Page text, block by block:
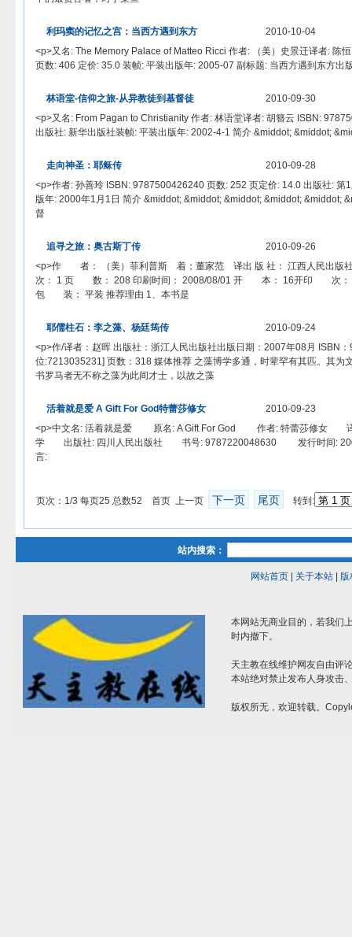
利玛窦的记忆之宫：当西方遇到东方
2010-10-04
<p>又名: The Memory Palace of Matteo Ricci 作者: （美）史景迁译者: 陈
页数: 406 定价: 35.0 装帧: 平装出版年: 2005-07 副标题: 当西方遇到东
林语堂-信仰之旅-从异教徒到基督徒
2010-09-30
<p>又名: From Pagan to Christianity 作者: 林语堂译者: 胡簪云 ISBN:
出版社: 新华出版社装帧: 平装出版年: 2002-4-1 简介 &middot; &middot;
走向神圣：耶稣传
2010-09-28
<p>作者: 孙善玲 ISBN: 9787500426240 页数: 252 页定价: 14.0 出版社: 第
版年: 2000年1月1日 简介 &middot; &middot; &middot; &middot;
督
追寻之旅：奥古斯丁传
2010-09-26
<p>作 者： （美）菲利普斯 着；董家范 译出 版 社： 江西人民出
次： 1 页 数： 208 印刷时间： 2008/08/01 开 本： 16开印 次： 1
包 装： 平装 推荐理由 1、本书是
耶儒柱石：李之藻、杨廷筠传
2010-09-24
<p>作/译者：赵晖 出版社：浙江人民出版社出版日期：2007年08月 ISBN
位:7213035231] 页数：318 媒体推荐 之藻博学多通，时辈罕有其匹。其为
书罗马者无不称之藻为此间才士，以故之藻
活着就是爱 A Gift For God特蕾莎修女
2010-09-23
<p>中文名: 活着就是爱 原名: A Gift For God 作者: 特蕾莎修女
学 出版社: 四川人民出版社 书号: 9787220048630 发行时间:
言:
页次：1/3 每页25 总数52 首页 上一页 下一页 尾页 转到:
站内搜索：
网站首页| 关于本站| 版
本网站无商业目的，若我们
时内撤下。
天主教在线维护网友自由评
本站绝对禁止发布人身攻击
版权所无，欢迎转载。